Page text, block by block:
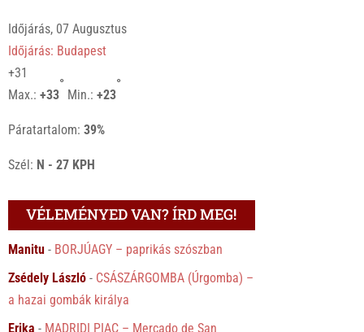
Időjárás, 07 Augusztus
Időjárás: Budapest
+31
Max.:+33
°
Min.:+23
°
Páratartalom:39%
Szél: N - 27 KPH
VÉLEMÉNYED VAN? ÍRD MEG!
Manitu - BORJÚAGY – paprikás szószban
Zsédely László - CSÁSZÁRGOMBA (Úrgomba) –
a hazai gombák királya
Erika - MADRIDI PIAC – Mercado de San